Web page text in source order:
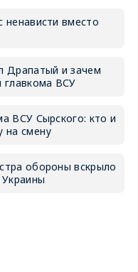
ненависти вместо
Драпатый и зачем
главкома ВСУ
ВСУ Сырского: кто и
на смену
обороны вскрыло